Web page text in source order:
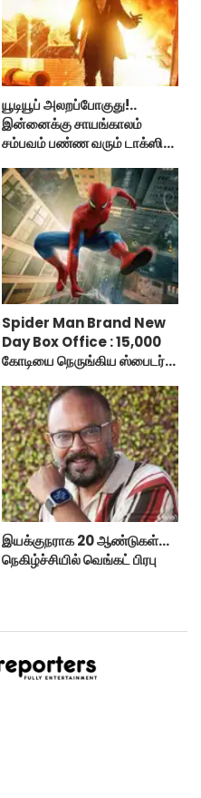
யூடியூப் அலறப்போகுது!..
இன்னைக்கு சாயங்காலம்
சம்பவம் பண்ண வரும் டாக்ஸிக்
Spider Man Brand New
Day Box Office : 15,000
கோடியை நெருங்கிய ஸ்பைடர்
இயக்குநராக 20 ஆண்டுகள்...
நெகிழ்ச்சியில் வெங்கட் பிரபு